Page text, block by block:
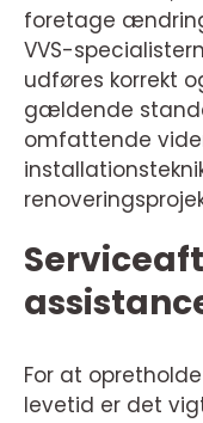
foretage
VVS-
udføres korrekt
gældende
omfattende
For at
levetid er det